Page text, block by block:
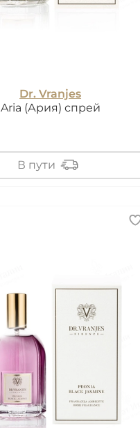
Dr. Vranjes
Aria (Ария) спрей
В пути